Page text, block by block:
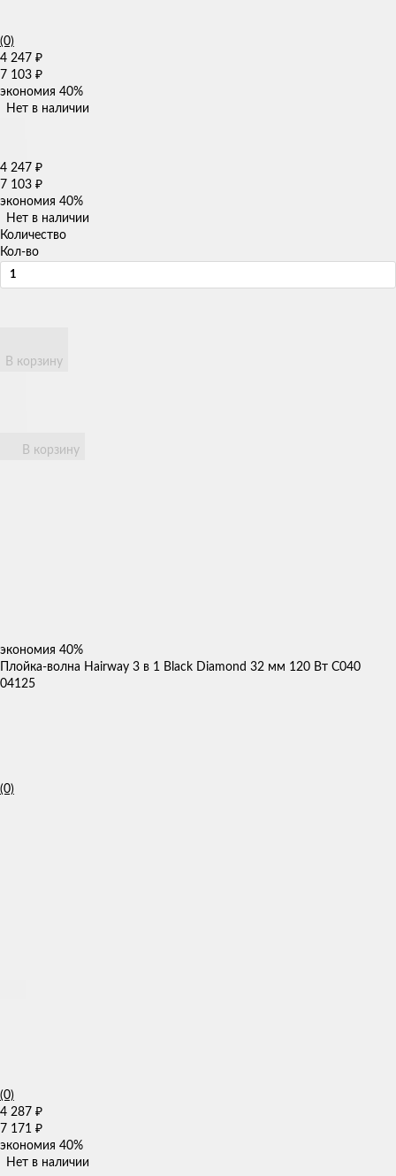
(0)
4 247 ₽
7 103 ₽
экономия 40%
Нет в наличии
4 247 ₽
7 103 ₽
экономия 40%
Нет в наличии
Количество
Кол-во
В корзину
В корзину
экономия 40%
Плойка-волна Hairway 3 в 1 Black Diamond 32 мм 120 Вт С040
04125
(0)
(0)
4 287 ₽
7 171 ₽
экономия 40%
Нет в наличии